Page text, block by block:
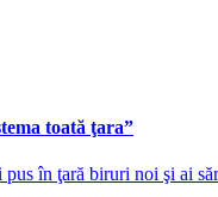
toată ţara”